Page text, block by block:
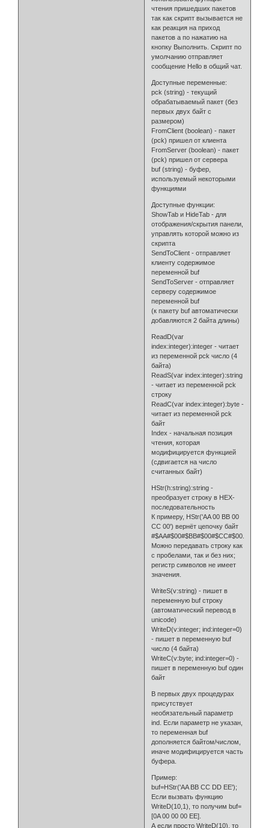
чтения пришедших пакетов
так как скрипт вызывается не
как реакция на приход
пакетов а по нажатию на
кнопку Выполнить. Скрипт по
умолчанию отправляет
сообщение Hello в общий чат.
Доступные переменные:
pck (string) - текущий
обрабатываемый пакет (без
первых двух байт с
размером)
FromClient (boolean) - пакет
(pck) пришел от клиента
FromServer (boolean) - пакет
(pck) пришел от сервера
buf (string) - буфер,
используемый некоторыми
функциями
Доступные функции:
ShowTab и HideTab - для
отображения/скрытия панели,
управлять которой можно из
скрипта
SendToClient - отправляет
клиенту содержимое
переменной buf
SendToServer - отправляет
серверу содержимое
переменной buf
(к пакету buf автоматически
добавляются 2 байта длины)
ReadD(var
index:integer):integer - читает
из переменной pck число (4
байта)
ReadS(var index:integer):string
- читает из переменной pck
строку
ReadC(var index:integer):byte -
читает из переменной pck
байт
Index - начальная позиция
чтения, которая
модифицируется функцией
(сдвигается на число
считанных байт)
HStr(h:string):string -
преобразует строку в HEX-
последовательность
К примеру, HStr('AA 00 BB 00
CC 00') вернёт цепочку байт
#$AA#$00#$BB#$00#$CC#$00.
Можно передавать строку как
с пробелами, так и без них;
регистр символов не имеет
значения.
WriteS(v:string) - пишет в
переменную buf строку
(автоматический перевод в
unicode)
WriteD(v:integer; ind:integer=0)
- пишет в переменную buf
число (4 байта)
WriteC(v:byte; ind:integer=0) -
пишет в переменную buf один
байт
В первых двух процедурах
присутствует
необязательный параметр
ind. Если параметр не указан,
то переменная buf
дополняется байтом/числом,
иначе модифицируется часть
буфера.
Пример:
buf=HStr('AA BB CC DD EE');
Если вызвать функцию
WriteD(10,1), то получим buf=
[0A 00 00 00 EE].
А если просто WriteD(10), то